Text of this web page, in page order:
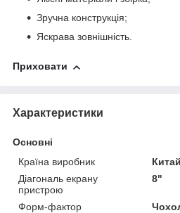
Зручна конструкція;
Яскрава зовнішність.
Приховати
Характеристики
Основні
Країна виробник
Китай
Діагональ екрану
пристрою
8"
Форм-фактор